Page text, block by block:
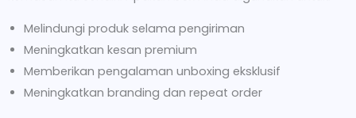
Melindungi produk selama pengiriman
Meningkatkan kesan premium
Memberikan pengalaman unboxing eksklusif
Meningkatkan branding dan repeat order